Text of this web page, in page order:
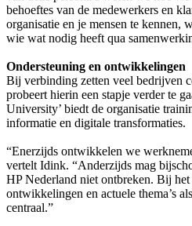
behoeftes van de medewerkers en
organisatie en je mensen te kennen,
wie wat nodig heeft qua
Ondersteuning en ontwikkelingen
Bij verbinding zetten veel bedrijven
probeert hierin een stapje verder te
University’ biedt de organisatie
informatie en digitale transformaties.
“Enerzijds ontwikkelen we
vertelt Idink. “Anderzijds mag
HP Nederland niet ontbreken. Bij het
ontwikkelingen en actuele thema’s
centraal.”